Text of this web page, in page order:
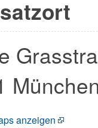
München
anzeigen